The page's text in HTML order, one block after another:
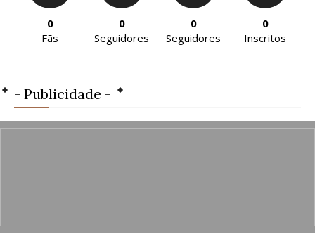
0
Fãs
0
Seguidores
0
Seguidores
0
Inscritos
- Publicidade -